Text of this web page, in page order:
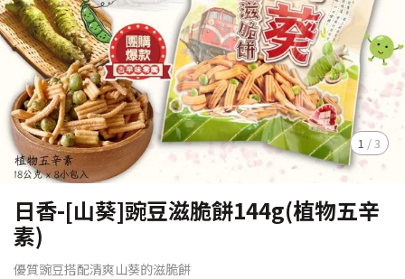
1 /3
日香-[山葵]豌豆滋脆餅144g(植物五辛
素)
優質豌豆搭配清爽山葵的滋脆餅